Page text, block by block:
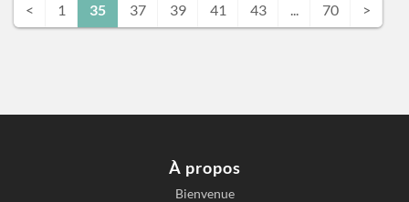
< 1 35 37 39 41 43 ... 70 >
À propos
Bienvenue